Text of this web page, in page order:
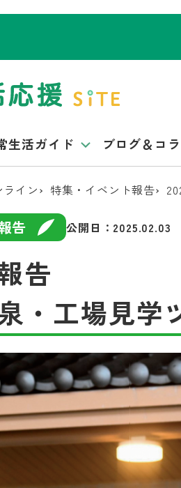
生活ガイド ブログ＆コ
イン 特集・イベント報告
告 公開日： 2025.02.03
告
・工場見学